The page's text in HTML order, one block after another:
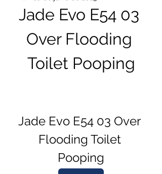
Jade Evo E54 03
Over Flooding
Toilet Pooping
Jade Evo E54 03 Over
Flooding Toilet
Pooping